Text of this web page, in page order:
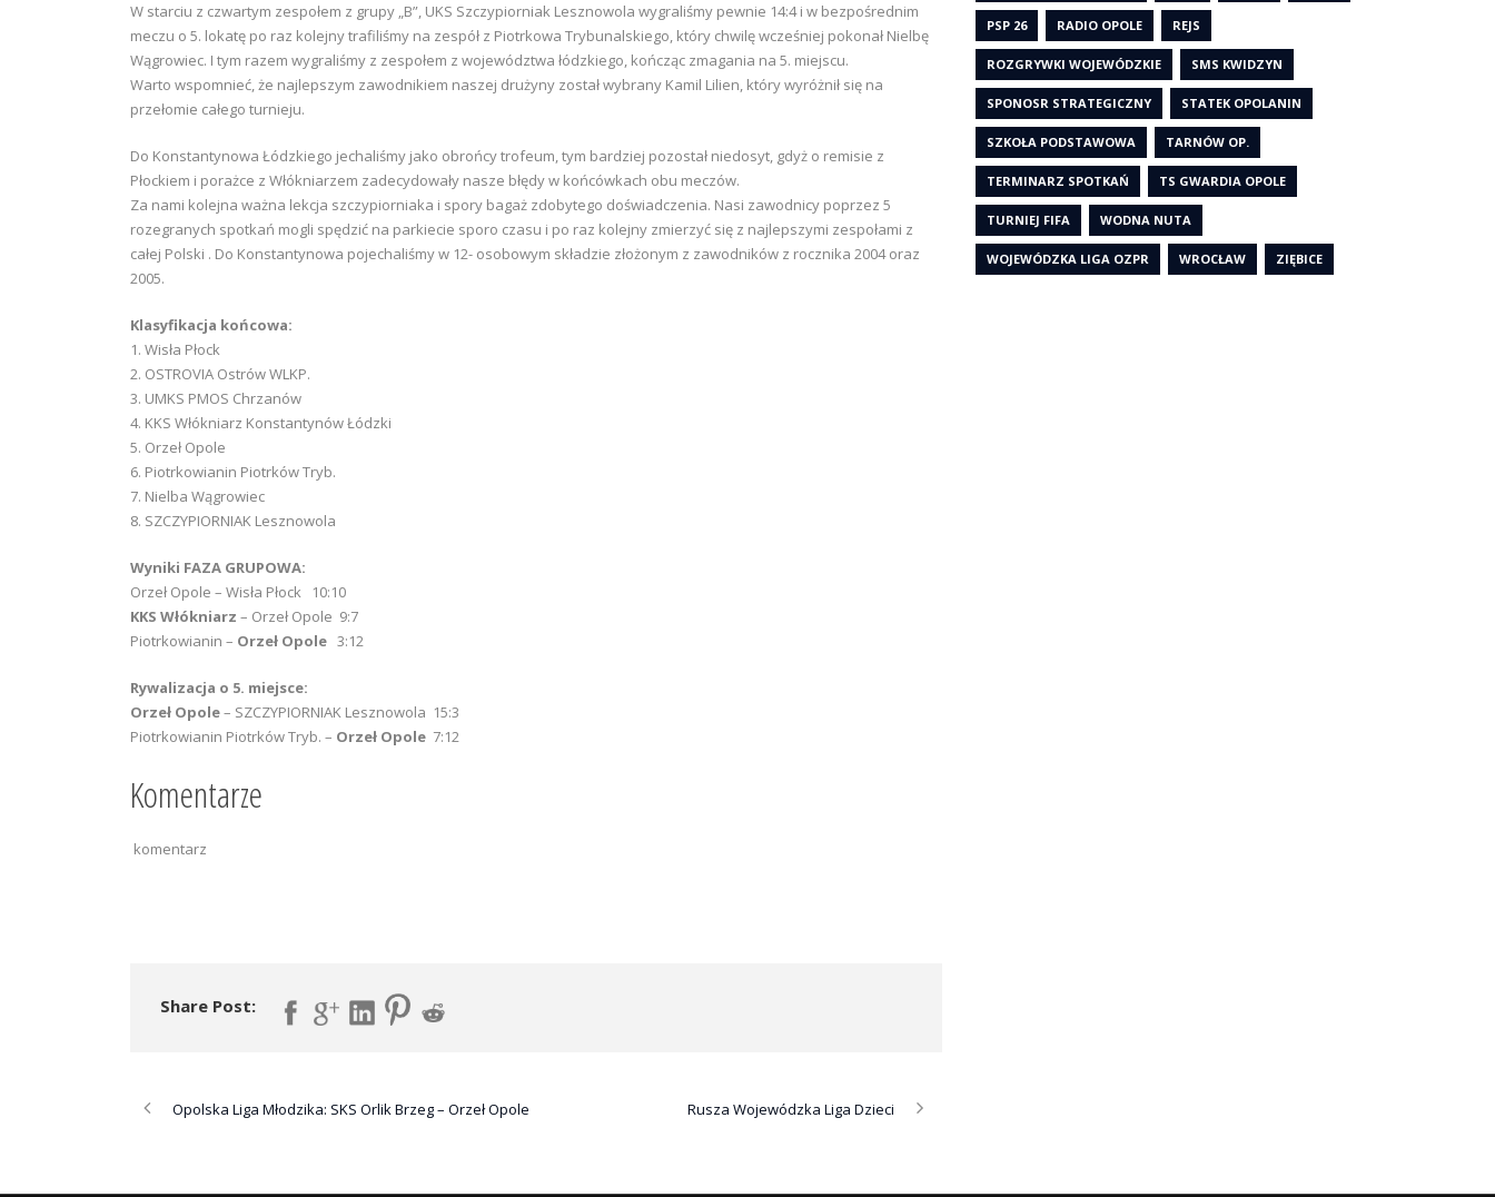
W starciu z czwartym zespołem z grupy „B”, UKS Szczypiorniak Lesznowola wygraliśmy pewnie 14:4 i w bezpośrednim
meczu o 5. lokatę po raz kolejny trafiliśmy na zespół z Piotrkowa Trybunalskiego, który chwilę wcześniej pokonał Nielbę
Wągrowiec. I tym razem wygraliśmy z zespołem z województwa łódzkiego, kończąc zmagania na 5. miejscu.
Warto wspomnieć, że najlepszym zawodnikiem naszej drużyny został wybrany Kamil Lilien, który wyróżnił się na
przełomie całego turnieju.
Do Konstantynowa Łódzkiego jechaliśmy jako obrońcy trofeum, tym bardziej pozostał niedosyt, gdyż o remisie z
Płockiem i porażce z Włókniarzem zadecydowały nasze błędy w końcówkach obu meczów.
Za nami kolejna ważna lekcja szczypiorniaka i spory bagaż zdobytego doświadczenia. Nasi zawodnicy poprzez 5
rozegranych spotkań mogli spędzić na parkiecie sporo czasu i po raz kolejny zmierzyć się z najlepszymi zespołami z
całej Polski . Do Konstantynowa pojechaliśmy w 12- osobowym składzie złożonym z zawodników z rocznika 2004 oraz
2005.
Klasyfikacja końcowa:
1. Wisła Płock
2. OSTROVIA Ostrów WLKP.
3. UMKS PMOS Chrzanów
4. KKS Włókniarz Konstantynów Łódzki
5. Orzeł Opole
6. Piotrkowianin Piotrków Tryb.
7. Nielba Wągrowiec
8. SZCZYPIORNIAK Lesznowola
Wyniki FAZA GRUPOWA:
Orzeł Opole – Wisła Płock 10:10
KKS Włókniarz – Orzeł Opole 9:7
Piotrkowianin – Orzeł Opole 3:12
Rywalizacja o 5. miejsce:
Orzeł Opole– SZCZYPIORNIAK Lesznowola 15:3
Piotrkowianin Piotrków Tryb. – Orzeł Opole 7:12
Komentarze
komentarz
Share Post:
Opolska Liga Młodzika: SKS Orlik Brzeg – Orzeł Opole Rusza Wojewódzka Liga Dzieci
PSP 26 RADIO OPOLE REJS
ROZGRYWKI WOJEWÓDZKIE SMS KWIDZYN
SPONOSR STRATEGICZNY STATEK OPOLANIN
SZKOŁA PODSTAWOWA TARNÓW OP.
TERMINARZ SPOTKAŃ TS GWARDIA OPOLE
TURNIEJ FIFA WODNA NUTA
WOJEWÓDZKA LIGA OZPR WROCŁAW ZIĘBICE